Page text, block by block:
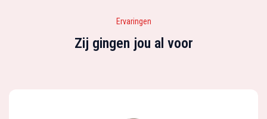
Ervaringen
Zij gingen jou al voor